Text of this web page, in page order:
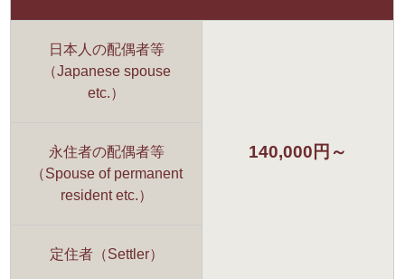
日本人の配偶者等
（Japanese spouse
etc.）
140,000円～
永住者の配偶者等
（Spouse of permanent
resident etc.）
定住者（Settler）